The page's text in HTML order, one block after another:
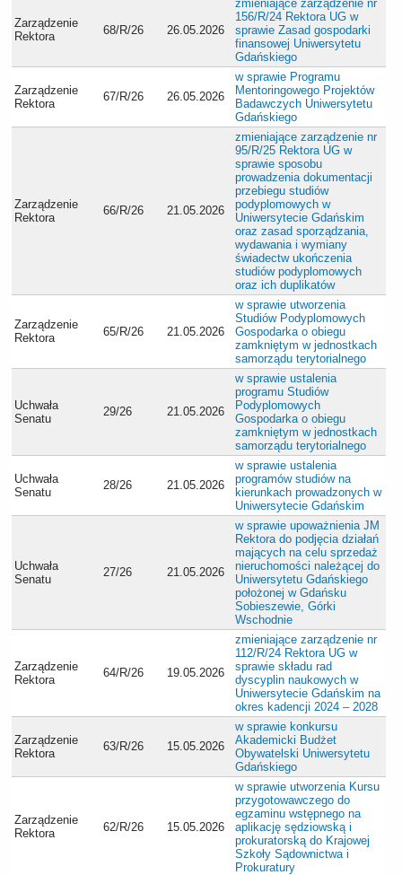
Zarządzenie
Rektora
68/R/26 26.05.2026
zmieniające zarządzenie nr
156/R/24 Rektora UG w
sprawie Zasad gospodarki
finansowej Uniwersytetu
Gdańskiego
Zarządzenie
Rektora
67/R/26 26.05.2026
w sprawie Programu
Mentoringowego Projektów
Badawczych Uniwersytetu
Gdańskiego
Zarządzenie
Rektora
66/R/26 21.05.2026
zmieniające zarządzenie nr
95/R/25 Rektora UG w
sprawie sposobu
prowadzenia dokumentacji
przebiegu studiów
podyplomowych w
Uniwersytecie Gdańskim
oraz zasad sporządzania,
wydawania i wymiany
świadectw ukończenia
studiów podyplomowych
oraz ich duplikatów
Zarządzenie
Rektora
65/R/26 21.05.2026
w sprawie utworzenia
Studiów Podyplomowych
Gospodarka o obiegu
zamkniętym w jednostkach
samorządu terytorialnego
Uchwała
Senatu
29/26 21.05.2026
w sprawie ustalenia
programu Studiów
Podyplomowych
Gospodarka o obiegu
zamkniętym w jednostkach
samorządu terytorialnego
Uchwała
Senatu
28/26 21.05.2026
w sprawie ustalenia
programów studiów na
kierunkach prowadzonych w
Uniwersytecie Gdańskim
Uchwała
Senatu
27/26 21.05.2026
w sprawie upoważnienia JM
Rektora do podjęcia działań
mających na celu sprzedaż
nieruchomości należącej do
Uniwersytetu Gdańskiego
położonej w Gdańsku
Sobieszewie, Górki
Wschodnie
Zarządzenie
Rektora
64/R/26 19.05.2026
zmieniające zarządzenie nr
112/R/24 Rektora UG w
sprawie składu rad
dyscyplin naukowych w
Uniwersytecie Gdańskim na
okres kadencji 2024 – 2028
Zarządzenie
Rektora
63/R/26 15.05.2026
w sprawie konkursu
Akademicki Budżet
Obywatelski Uniwersytetu
Gdańskiego
Zarządzenie
Rektora
62/R/26 15.05.2026
w sprawie utworzenia Kursu
przygotowawczego do
egzaminu wstępnego na
aplikację sędziowską i
prokuratorską do Krajowej
Szkoły Sądownictwa i
Prokuratury